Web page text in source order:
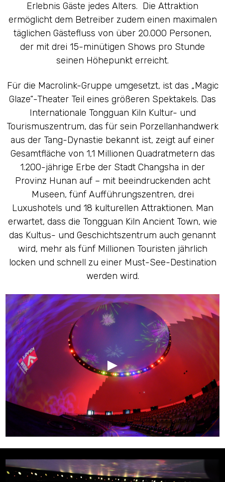
Erlebnis Gäste jedes Alters. Die Attraktion
ermöglicht dem Betreiber zudem einen maximalen
täglichen Gästefluss von über 20.000 Personen,
der mit drei 15-minütigen Shows pro Stunde
seinen Höhepunkt erreicht.
Für die Macrolink-Gruppe umgesetzt, ist das „Magic
Glaze“-Theater Teil eines größeren Spektakels. Das
Internationale Tongguan Kiln Kultur- und
Tourismuszentrum, das für sein Porzellanhandwerk
aus der Tang-Dynastie bekannt ist, zeigt auf einer
Gesamtfläche von 1,1 Millionen Quadratmetern das
1.200-jährige Erbe der Stadt Changsha in der
Provinz Hunan auf – mit beeindruckenden acht
Museen, fünf Aufführungszentren, drei
Luxushotels und 18 kulturellen Attraktionen. Man
erwartet, dass die Tongguan Kiln Ancient Town, wie
das Kultus- und Geschichtszentrum auch genannt
wird, mehr als fünf Millionen Touristen jährlich
locken und schnell zu einer Must-See-Destination
werden wird.